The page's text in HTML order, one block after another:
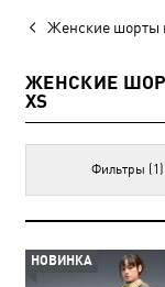
Женские шорты
ЖЕНСКИЕ
XS
Фильтры (1)
НОВИНКА